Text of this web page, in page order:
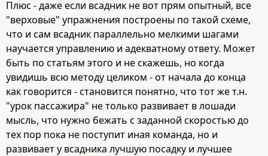
Плюс - даже если всадник не вот прям опытный, все
"верховые" упражнения построены по такой схеме,
что и сам всадник параллельно мелкими шагами
научается управлению и адекватному ответу. Может
быть по статьям этого и не скажешь, но когда
увидишь всю методу целиком - от начала до конца
как говорится - становится понятно, что тот же т.н.
"урок пассажира" не только развивает в лошади
мысль, что нужно бежать с заданной скоростью до
тех пор пока не поступит иная команда, но и
развивает у всадника лучшую посадку и лучшее